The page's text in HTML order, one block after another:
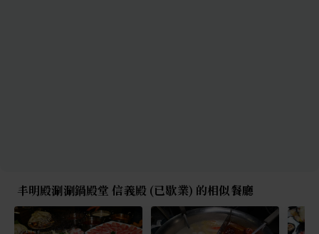
丰明殿涮涮鍋殿堂 信義殿 (已歇業) 的相似餐廳